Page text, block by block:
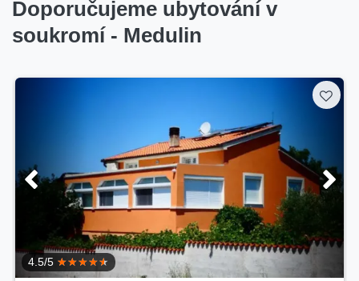
Doporučujeme ubytování v
soukromí - Medulin
4.5/5